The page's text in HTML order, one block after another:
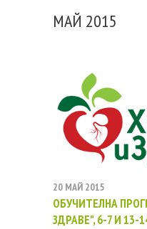
МАЙ 2015
20 МАЙ 2015
ОБУЧИТЕЛНА
ЗДРАВЕ", 6-7 И 13-